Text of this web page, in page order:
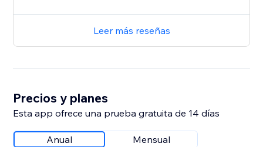
Leer más reseñas
Precios y planes
Esta app ofrece una prueba gratuita de 14 días
Anual Mensual